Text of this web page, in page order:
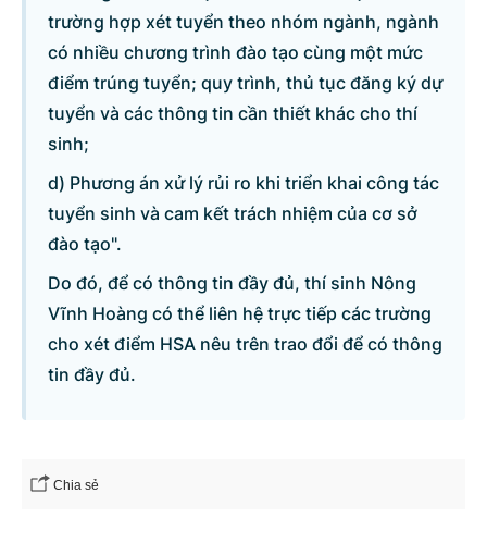
'www.chinhphu.vn' khi phát hành lại thông tin từ các nguồn này.
trường hợp xét tuyển theo nhóm ngành, ngành
có nhiều chương trình đào tạo cùng một mức
điểm trúng tuyển; quy trình, thủ tục đăng ký dự
tuyển và các thông tin cần thiết khác cho thí
sinh;
d) Phương án xử lý rủi ro khi triển khai công tác
tuyển sinh và cam kết trách nhiệm của cơ sở
đào tạo".
Do đó, để có thông tin đầy đủ, thí sinh Nông
Vĩnh Hoàng có thể liên hệ trực tiếp các trường
cho xét điểm HSA nêu trên trao đổi để có thông
tin đầy đủ.
Chia sẻ